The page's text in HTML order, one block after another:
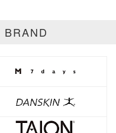
BRAND